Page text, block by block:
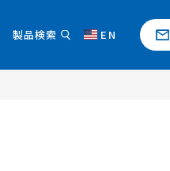
製品検索 EN